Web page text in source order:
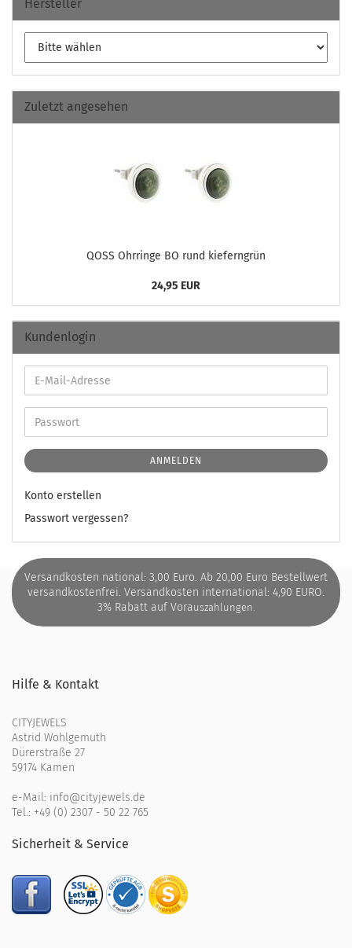
Hersteller
Zuletzt angesehen
QOSS Ohr­rin­ge BO rund kie­fern­grün
24,95 EUR
Kundenlogin
ANMELDEN
Konto erstellen
Passwort vergessen?
Versandkosten national: 3,00 Euro. Ab 20,00 Euro Bestellwert
versandkostenfrei. Versandkosten international: 4,90 EURO.
3% Rabatt auf Vorauszahlungen.
Hilfe & Kontakt
CITYJEWELS
Astrid Wohlgemuth
Dürerstraße 27
59174 Kamen
e-Mail: info@cityjewels.de
Tel.: +49 (0) 2307 - 50 22 765
Sicherheit & Service